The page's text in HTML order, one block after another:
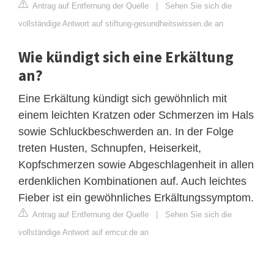
Antrag auf Entfernung der Quelle | Sehen Sie sich die
vollständige Antwort auf stiftung-gesundheitswissen.de an
Wie kündigt sich eine Erkältung
an?
Eine Erkältung kündigt sich gewöhnlich mit
einem leichten Kratzen oder Schmerzen im Hals
sowie Schluckbeschwerden an. In der Folge
treten Husten, Schnupfen, Heiserkeit,
Kopfschmerzen sowie Abgeschlagenheit in allen
erdenklichen Kombinationen auf. Auch leichtes
Fieber ist ein gewöhnliches Erkältungssymptom.
Antrag auf Entfernung der Quelle | Sehen Sie sich die
vollständige Antwort auf emcur.de an